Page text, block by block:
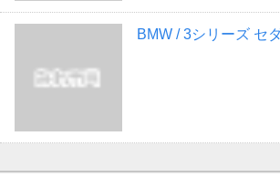
BMW / 3シリーズ セ